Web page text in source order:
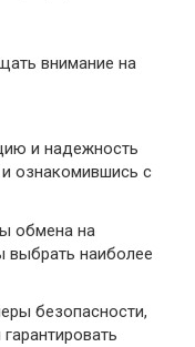
внимание на
и надежность
ознакомившись с
обмена на
выбрать наиболее
безопасности,